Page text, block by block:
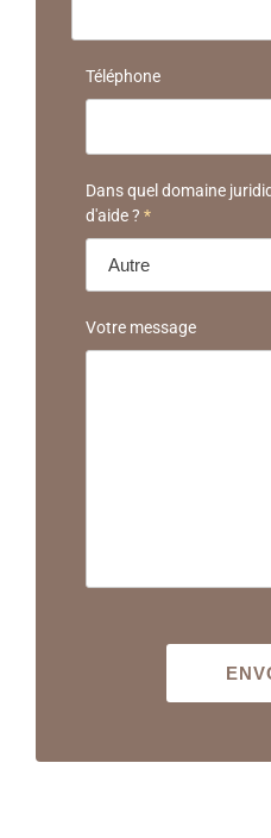
Téléphone
Dans quel domaine
d'aide ? *
Votre message